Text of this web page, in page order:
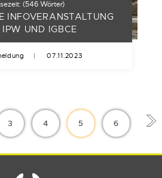
(546Wörter)
INFOVERANSTALTUNG
UND IGBCE
| 07.11.2023
3 4 5 6